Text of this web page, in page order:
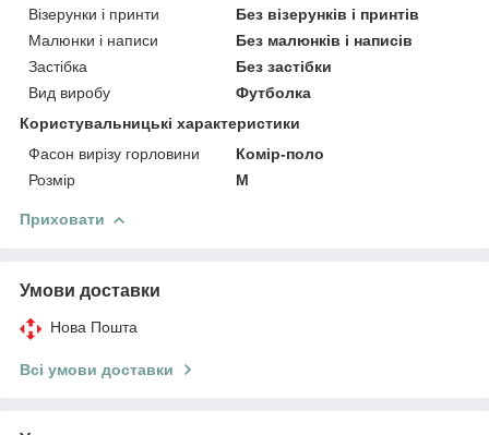
Візерунки і принти
Без візерунків і принтів
Малюнки і написи
Без малюнків і написів
Застібка
Без застібки
Вид виробу
Футболка
Користувальницькі характеристики
Фасон вирізу горловини
Комір-поло
Розмір
M
Приховати
Умови доставки
Нова Пошта
Всі умови доставки